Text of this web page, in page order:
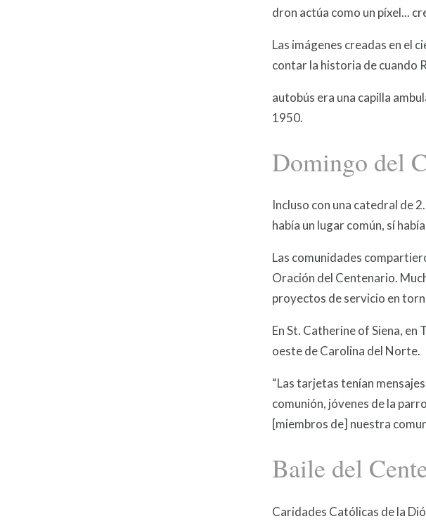
dron actúa como un píxel...
Las imágenes creadas en el
contar la historia de cuando
autobús era una capilla
1950.
Domingo del
Incluso con una catedral de
había un lugar común, sí
Las comunidades
Oración del Centenario.
proyectos de servicio en
En St. Catherine of Siena,
oeste de Carolina del Norte.
“Las tarjetas tenían
comunión, jóvenes de la
[miembros de] nuestra
Baile del
Caridades Católicas de la